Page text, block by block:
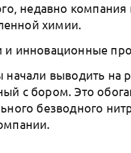
недавно
химии.
инновационные
выводить на
с бором. Это
безводного